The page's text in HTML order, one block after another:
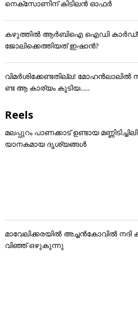
നെക്സോണിന് കിടിലൻ ഓഫർ
കഴുത്തില്‍ ആര്‍ബിഐ ഐഡി കാര്‍ഡ്!
ജോലിക്കെത്തിയത് ഇഷാന്‍?
വിമർശിക്കേണ്ടതില്ല! മോഹൻലാലിൽ
ണ്ട ആ കാര്യം കൂടിയ.....
Reels
മലപ്പുറം പാണക്കാട് ഉണ്ടായ
യാനകമായ ദൃശ്യങ്ങൾ
മാവേലിക്കരയിൽ അച്ചൻകോവിൽ നദി
വിഞ്ഞ് ഒഴുകുന്നു